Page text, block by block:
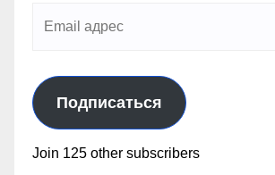
Подписаться
Join 125 other subscribers